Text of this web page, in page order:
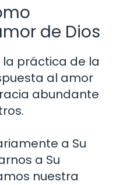
de Dios
la práctica de la
al amor
abundante
a Su
a Su
nuestra